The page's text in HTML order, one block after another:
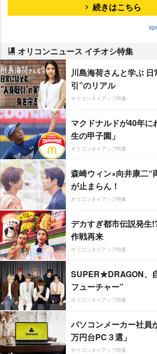
続きはこちら
オリコンニュース イチオシ特集
川島海荷さんと学ぶ
引”のリアル
オリコンタイアップ特集
マクドナルドが40年に
生の甲子園」
オリコンタイアップ特集
森崎ウィン×向井康二“
が止まらん！
オリコンタイアップ特集
デカすぎ都市伝説発生
作戦再来
オリコンタイアップ特集
SUPER★DRAGON、
フューチャー”
オリコンタイアップ特集
パソコンメーカー社員
万円台PC３選」
オリコンタイアップ特集